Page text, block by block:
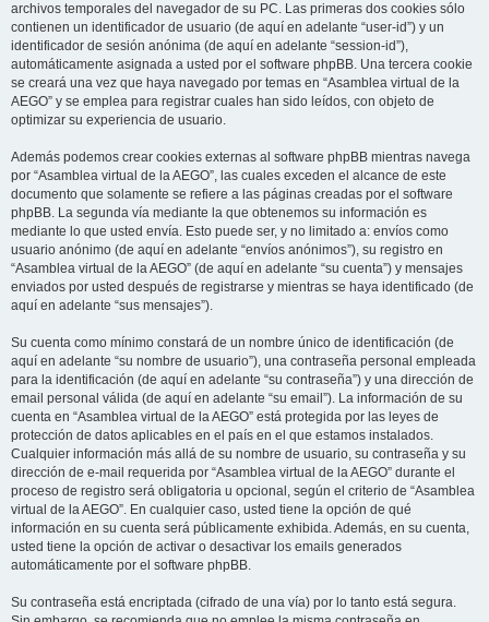
archivos temporales del navegador de su PC. Las primeras dos cookies sólo
contienen un identificador de usuario (de aquí en adelante “user-id”) y un
identificador de sesión anónima (de aquí en adelante “session-id”),
automáticamente asignada a usted por el software phpBB. Una tercera cookie
se creará una vez que haya navegado por temas en “Asamblea virtual de la
AEGO” y se emplea para registrar cuales han sido leídos, con objeto de
optimizar su experiencia de usuario.
Además podemos crear cookies externas al software phpBB mientras navega
por “Asamblea virtual de la AEGO”, las cuales exceden el alcance de este
documento que solamente se refiere a las páginas creadas por el software
phpBB. La segunda vía mediante la que obtenemos su información es
mediante lo que usted envía. Esto puede ser, y no limitado a: envíos como
usuario anónimo (de aquí en adelante “envíos anónimos”), su registro en
“Asamblea virtual de la AEGO” (de aquí en adelante “su cuenta”) y mensajes
enviados por usted después de registrarse y mientras se haya identificado (de
aquí en adelante “sus mensajes”).
Su cuenta como mínimo constará de un nombre único de identificación (de
aquí en adelante “su nombre de usuario”), una contraseña personal empleada
para la identificación (de aquí en adelante “su contraseña”) y una dirección de
email personal válida (de aquí en adelante “su email”). La información de su
cuenta en “Asamblea virtual de la AEGO” está protegida por las leyes de
protección de datos aplicables en el país en el que estamos instalados.
Cualquier información más allá de su nombre de usuario, su contraseña y su
dirección de e-mail requerida por “Asamblea virtual de la AEGO” durante el
proceso de registro será obligatoria u opcional, según el criterio de “Asamblea
virtual de la AEGO”. En cualquier caso, usted tiene la opción de qué
información en su cuenta será públicamente exhibida. Además, en su cuenta,
usted tiene la opción de activar o desactivar los emails generados
automáticamente por el software phpBB.
Su contraseña está encriptada (cifrado de una vía) por lo tanto está segura.